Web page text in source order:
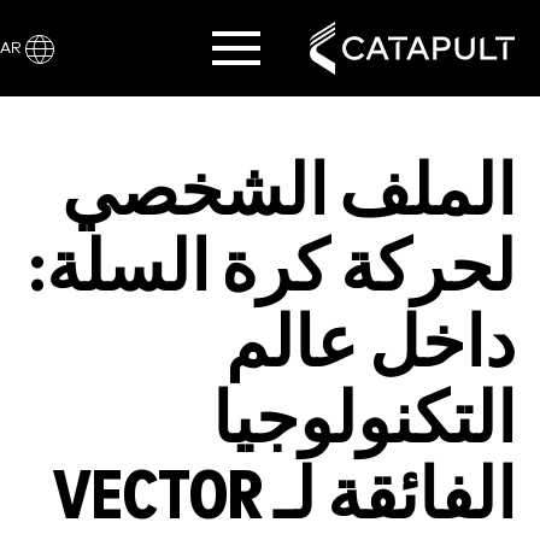
الملف الشخصي
لحركة كرة السلة:
داخل عالم
التكنولوجيا
الفائقة لـ VECTOR